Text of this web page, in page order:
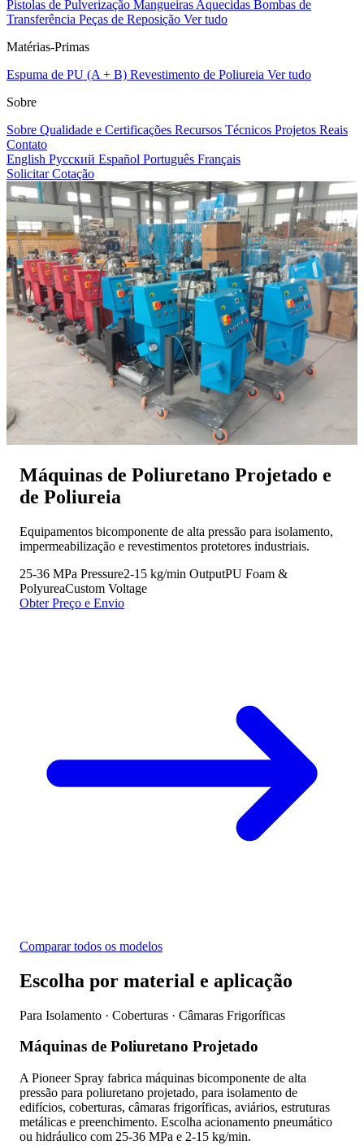
Pistolas de Pulverização Mangueiras Aquecidas Bombas de
Transferência Peças de Reposição Ver tudo
Matérias-Primas
Espuma de PU (A + B) Revestimento de Poliureia Ver tudo
Sobre
Sobre Qualidade e Certificações Recursos Técnicos Projetos Reais
Contato
English Русский Español Português Français
Solicitar Cotação
Máquinas de Poliuretano Projetado e
de Poliureia
Equipamentos bicomponente de alta pressão para isolamento,
impermeabilização e revestimentos protetores industriais.
25-36 MPa Pressure2-15 kg/min OutputPU Foam &
PolyureaCustom Voltage
Obter Preço e Envio
Comparar todos os modelos
Escolha por material e aplicação
Para Isolamento · Coberturas · Câmaras Frigoríficas
Máquinas de Poliuretano Projetado
A Pioneer Spray fabrica máquinas bicomponente de alta
pressão para poliuretano projetado, para isolamento de
edifícios, coberturas, câmaras frigoríficas, aviários, estruturas
metálicas e preenchimento. Escolha acionamento pneumático
ou hidráulico com 25-36 MPa e 2-15 kg/min.